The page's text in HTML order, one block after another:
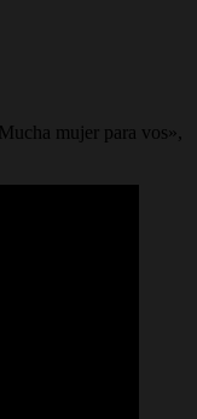
mujer para vos»,